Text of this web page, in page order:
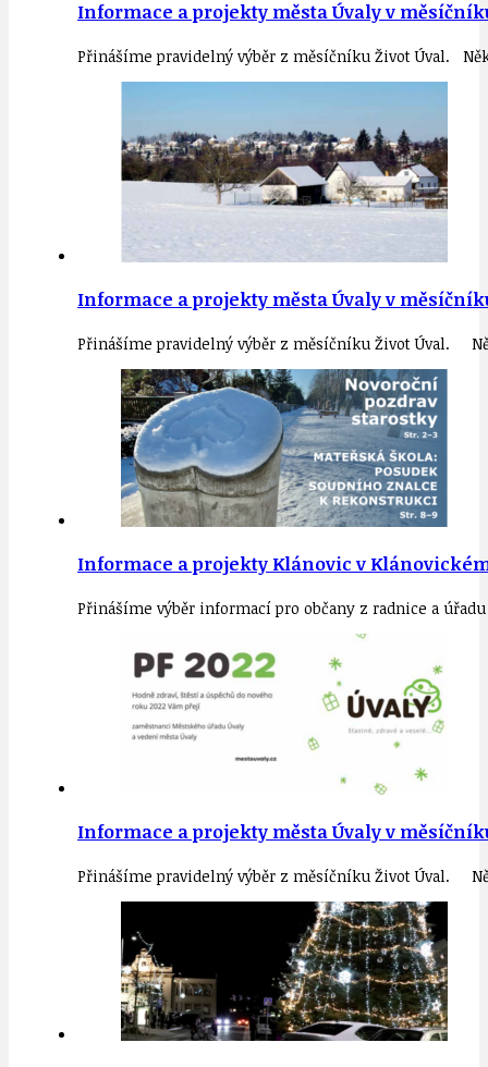
Informace a projekty města Úvaly v
Přinášíme pravidelný výběr z měsíčníku Život Úval.
Informace a projekty města Úvaly v
Přinášíme pravidelný výběr z měsíčníku Život Úval.
Informace a projekty Klánovic v
Přinášíme výběr informací pro občany z radnice a
Informace a projekty města Úvaly v
Přinášíme pravidelný výběr z měsíčníku Život Úval.